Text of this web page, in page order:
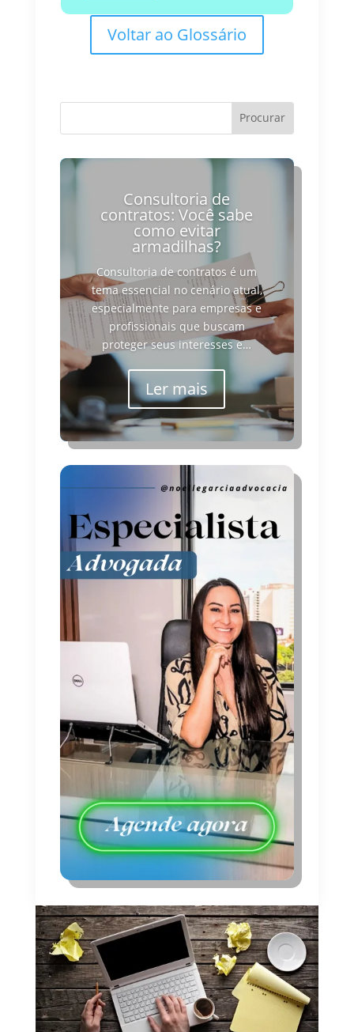
Voltar ao Glossário
Consultoria de
contratos: Você sabe
como evitar
armadilhas?
Consultoria de contratos é um
tema essencial no cenário atual,
especialmente para empresas e
profissionais que buscam
proteger seus interesses e…
Ler mais